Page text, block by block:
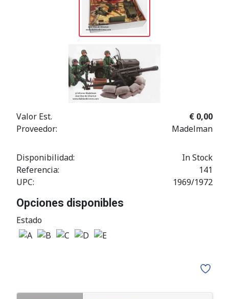
Valor Est.
€ 0,00
Proveedor:
Madelman
Disponibilidad:
In Stock
Referencia:
141
UPC:
1969/1972
Opciones disponibles
Estado